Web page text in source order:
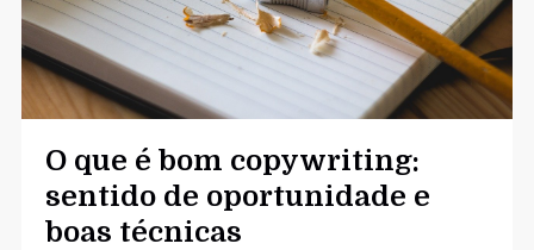
O que é bom copywriting:
sentido de oportunidade e
boas técnicas